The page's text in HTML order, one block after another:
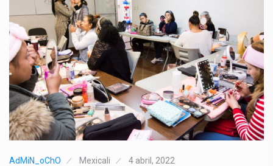
AdMiN_oChO Mexicali 4 abril, 2022